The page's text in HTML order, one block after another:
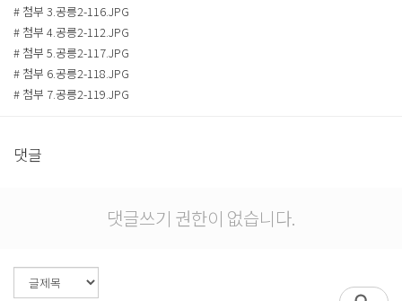
# 첨부 3.공릉2-116.JPG
# 첨부 4.공릉2-112.JPG
# 첨부 5.공릉2-117.JPG
# 첨부 6.공릉2-118.JPG
# 첨부 7.공릉2-119.JPG
댓글
댓글쓰기 권한이 없습니다.